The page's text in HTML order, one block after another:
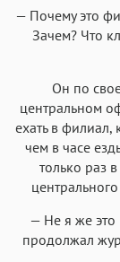
— Почему это
Зачем? Что
Он по
центральном
ехать в
чем в часе
только раз
— Не я же это
продолжал